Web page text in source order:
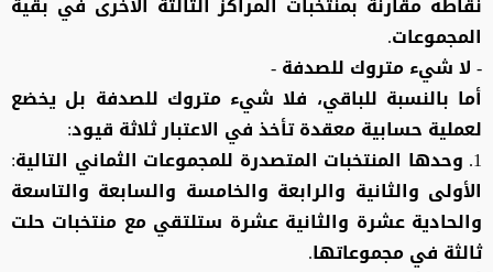
المجموعات.
- لا شيء متروك للصدفة -
أما بالنسبة للباقي، فلا شيء متروك للصدفة بل يخضع
لعملية حسابية معقدة تأخذ في الاعتبار ثلاثة قيود:
1. وحدها المنتخبات المتصدرة للمجموعات الثماني التالية:
الأولى والثانية والرابعة والخامسة والسابعة والتاسعة
والحادية عشرة والثانية عشرة ستلتقي مع منتخبات حلت
ثالثة في مجموعاتها.